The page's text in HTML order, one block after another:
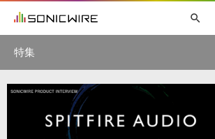
ソフト音源 »
search
初音ミク NT 鏡音リン・レン V4X
KAITO V3
VIENNA
EZ DRUMMER 3 SERUM
ラ
特集
特集一覧